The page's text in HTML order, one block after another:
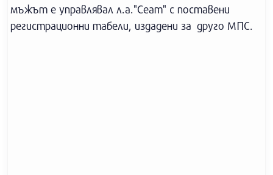
мъжът е управлявал л.а."Сеат" с поставени
регистрационни табели, издадени за друго МПС.